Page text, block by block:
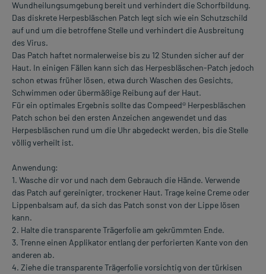
Wundheilungsumgebung bereit und verhindert die Schorfbildung.
Das diskrete Herpesbläschen Patch legt sich wie ein Schutzschild
auf und um die betroffene Stelle und verhindert die Ausbreitung
des Virus.
Das Patch haftet normalerweise bis zu 12 Stunden sicher auf der
Haut. In einigen Fällen kann sich das Herpesbläschen-Patch jedoch
schon etwas früher lösen, etwa durch Waschen des Gesichts,
Schwimmen oder übermäßige Reibung auf der Haut.
Für ein optimales Ergebnis sollte das Compeed® Herpesbläschen
Patch schon bei den ersten Anzeichen angewendet und das
Herpesbläschen rund um die Uhr abgedeckt werden, bis die Stelle
völlig verheilt ist.
Anwendung:
1. Wasche dir vor und nach dem Gebrauch die Hände. Verwende
das Patch auf gereinigter, trockener Haut. Trage keine Creme oder
Lippenbalsam auf, da sich das Patch sonst von der Lippe lösen
kann.
2. Halte die transparente Trägerfolie am gekrümmten Ende.
3. Trenne einen Applikator entlang der perforierten Kante von den
anderen ab.
4. Ziehe die transparente Trägerfolie vorsichtig von der türkisen